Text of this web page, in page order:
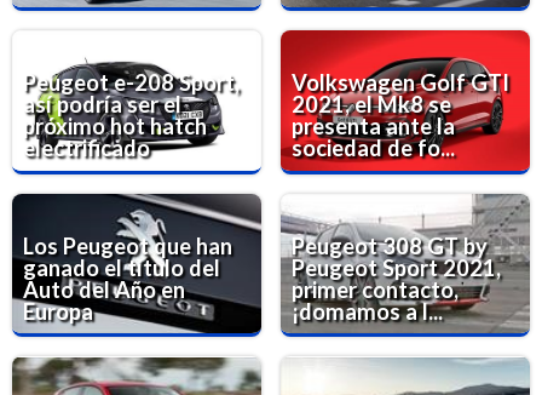
Peugeot e-208 Sport,
así podría ser el
próximo hot hatch
electrificado
Volkswagen Golf GTI
2021, el Mk8 se
presenta ante la
sociedad de fo...
Los Peugeot que han
ganado el título del
Auto del Año en
Europa
Peugeot 308 GT by
Peugeot Sport 2021,
primer contacto,
¡domamos a l...